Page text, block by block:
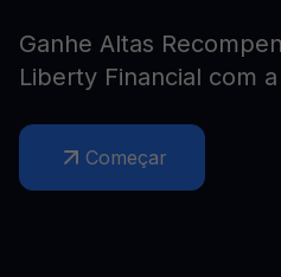
Ganhe Altas
Liberty Financial com
Começar